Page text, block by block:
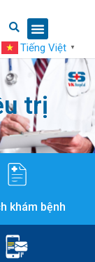
Tiếng Việt ▼
trị
khám bệnh